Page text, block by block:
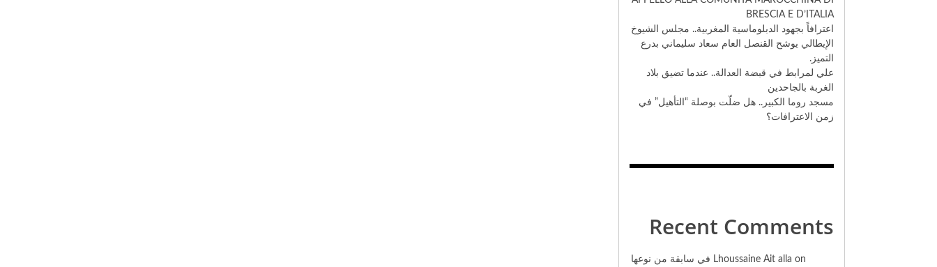
BRESCIA E D’ITALIA
اعترافاً بجهود الدبلوماسية المغربية.. مجلس الشيوخ
الإيطالي يوشح القنصل العام سعاد سليماني بدرع
التميز.
علي لمرابط في قبضة العدالة.. عندما تضيق بلاد
الغربة بالجاحدين
مسجد روما الكبير.. هل ضلّت بوصلة “التأهيل” في
زمن الاعترافات؟
Recent Comments
Lhoussaine Ait alla on
في سابقة من نوعها